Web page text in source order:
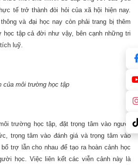
tế trở thành đòi hỏi của xã hội hiện nay.
và đại học nay còn phải trang bị thêm
học tập cả đời như vậy, bên cạnh những tri
luỹ.
của môi trường học tập
trường học tập, đặt trọng tâm vào người
trọng tâm vào đánh giá và trọng tâm vào
trợ lẫn cho nhau để tạo ra hoàn cảnh học
học. Việc liên kết các viễn cảnh này là